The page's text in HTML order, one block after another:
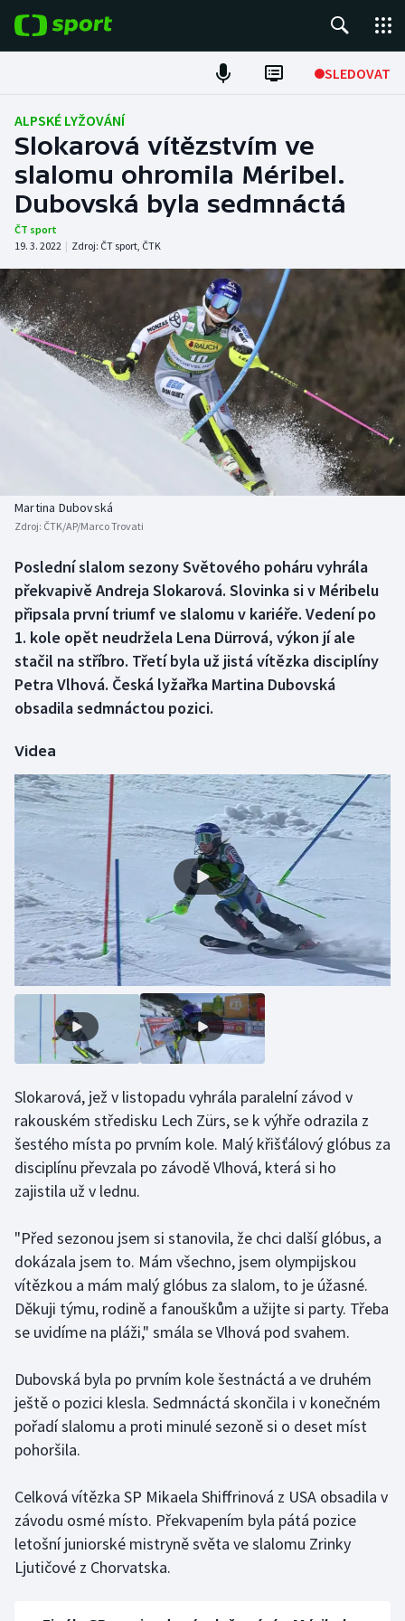
SLEDOVAT
Fotbal
Hokej
Tenis
Atletika
Cyklistika
DALŠÍ SPORTY
Americký fotbal
Biatlon
Box
Curling
Dostihy
Golf
Házená
Jezdectví
Judo
Krasobruslení
Lezení
Lyže a snowboard
Moderní pětiboj
Motorsport
Olympijské hry
Parasport
Plavání
Plážový volejbal
Ragby
Rychlobruslení
Rychlostní kanoistika
Short track
NEPŘEHLÉDNĚTE
Aplikace ČT sport
ALPSKÉ LYŽOVÁNÍ
Slokarová vítězstvím ve
slalomu ohromila Méribel.
Dubovská byla sedmnáctá
ČT sport
19. 3. 2022 | Zdroj: ČT sport, ČTK
Martina Dubovská
Zdroj: ČTK/AP/Marco Trovati
Poslední slalom sezony Světového poháru vyhrála
překvapivě Andreja Slokarová. Slovinka si v Méribelu
připsala první triumf ve slalomu v kariéře. Vedení po
1. kole opět neudržela Lena Dürrová, výkon jí ale
stačil na stříbro. Třetí byla už jistá vítězka disciplíny
Petra Vlhová. Česká lyžařka Martina Dubovská
obsadila sedmnáctou pozici.
Videa
Slokarová, jež v listopadu vyhrála paralelní závod v
rakouském středisku Lech Zürs, se k výhře odrazila z
šestého místa po prvním kole. Malý křišťálový glóbus za
disciplínu převzala po závodě Vlhová, která si ho
zajistila už v lednu.
"Před sezonou jsem si stanovila, že chci další glóbus, a
dokázala jsem to. Mám všechno, jsem olympijskou
vítězkou a mám malý glóbus za slalom, to je úžasné.
Děkuji týmu, rodině a fanouškům a užijte si party. Třeba
se uvidíme na pláži," smála se Vlhová pod svahem.
Dubovská byla po prvním kole šestnáctá a ve druhém
ještě o pozici klesla. Sedmnáctá skončila i v konečném
pořadí slalomu a proti minulé sezoně si o deset míst
pohoršila.
Celková vítězka SP Mikaela Shiffrinová z USA obsadila v
závodu osmé místo. Překvapením byla pátá pozice
letošní juniorské mistryně světa ve slalomu Zrinky
Ljutičové z Chorvatska.